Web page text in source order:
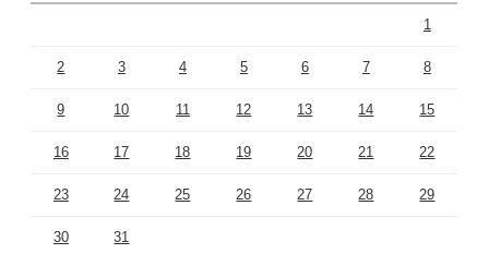
1
2 3 4 5 6 7 8
9 10 11 12 13 14 15
16 17 18 19 20 21 22
23 24 25 26 27 28 29
30 31